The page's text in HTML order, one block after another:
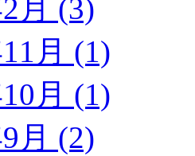
月 (3)
月 (1)
月 (1)
月 (2)